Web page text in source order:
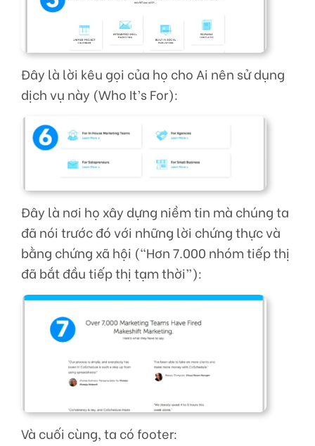
Đây là lời kêu gọi của họ cho Ai nên sử dụng
dịch vụ này (Who It’s For):
Đây là nơi họ xây dựng niềm tin mà chúng ta
đã nói trước đó với những lời chứng thực và
bằng chứng xã hội (“Hơn 7.000 nhóm tiếp thị
đã bắt đầu tiếp thị tạm thời”):
Và cuối cùng, ta có footer: